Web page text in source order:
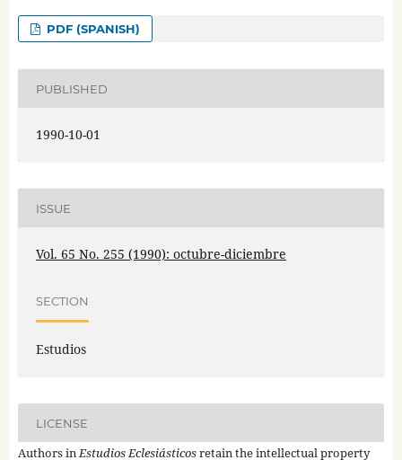
PDF (SPANISH)
PUBLISHED
1990-10-01
ISSUE
Vol. 65 No. 255 (1990): octubre-diciembre
SECTION
Estudios
LICENSE
Authors inEstudios Eclesiásticosretain the intellectual property